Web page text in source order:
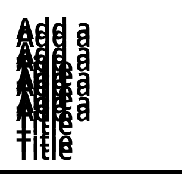
Add a
Title
Add a
Title
Add a
Title
Add a
Title
Add a
Title
Add a
Title
Add a
Title
Add a
Title